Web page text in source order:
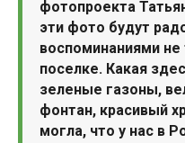
фотопроекта
эти фото будут
воспоминаниями не
поселке. Какая
зеленые газоны,
фонтан, красивый
могла, что у нас в